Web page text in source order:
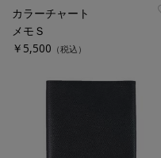
カラーチャート
メモＳ
￥5,500 （税込）